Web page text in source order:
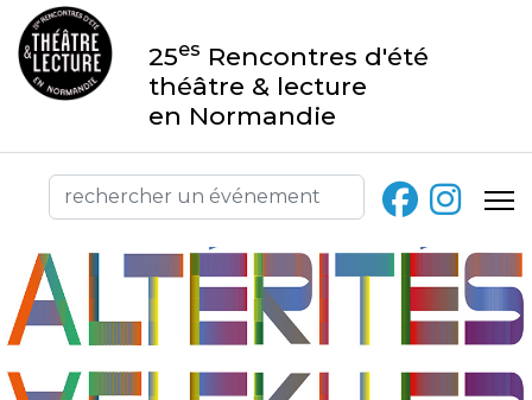
25es Rencontres d'été
théâtre & lecture
en Normandie